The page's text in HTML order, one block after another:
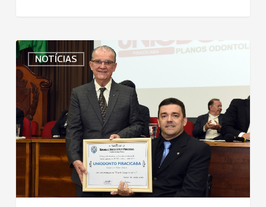
NOTÍCIAS
Uniodonto
Piracicaba
celebra
Dia
da
Integração
Cooperativista